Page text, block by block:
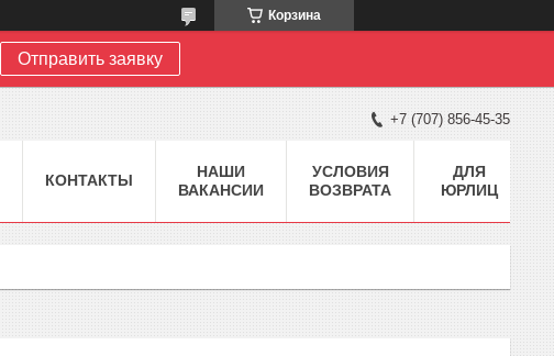
Корзина
Отправить заявку
+7 (707) 856-45-35
КОНТАКТЫ
НАШИ
ВАКАНСИИ
УСЛОВИЯ
ВОЗВРАТА
ДЛЯ
ЮРЛИЦ